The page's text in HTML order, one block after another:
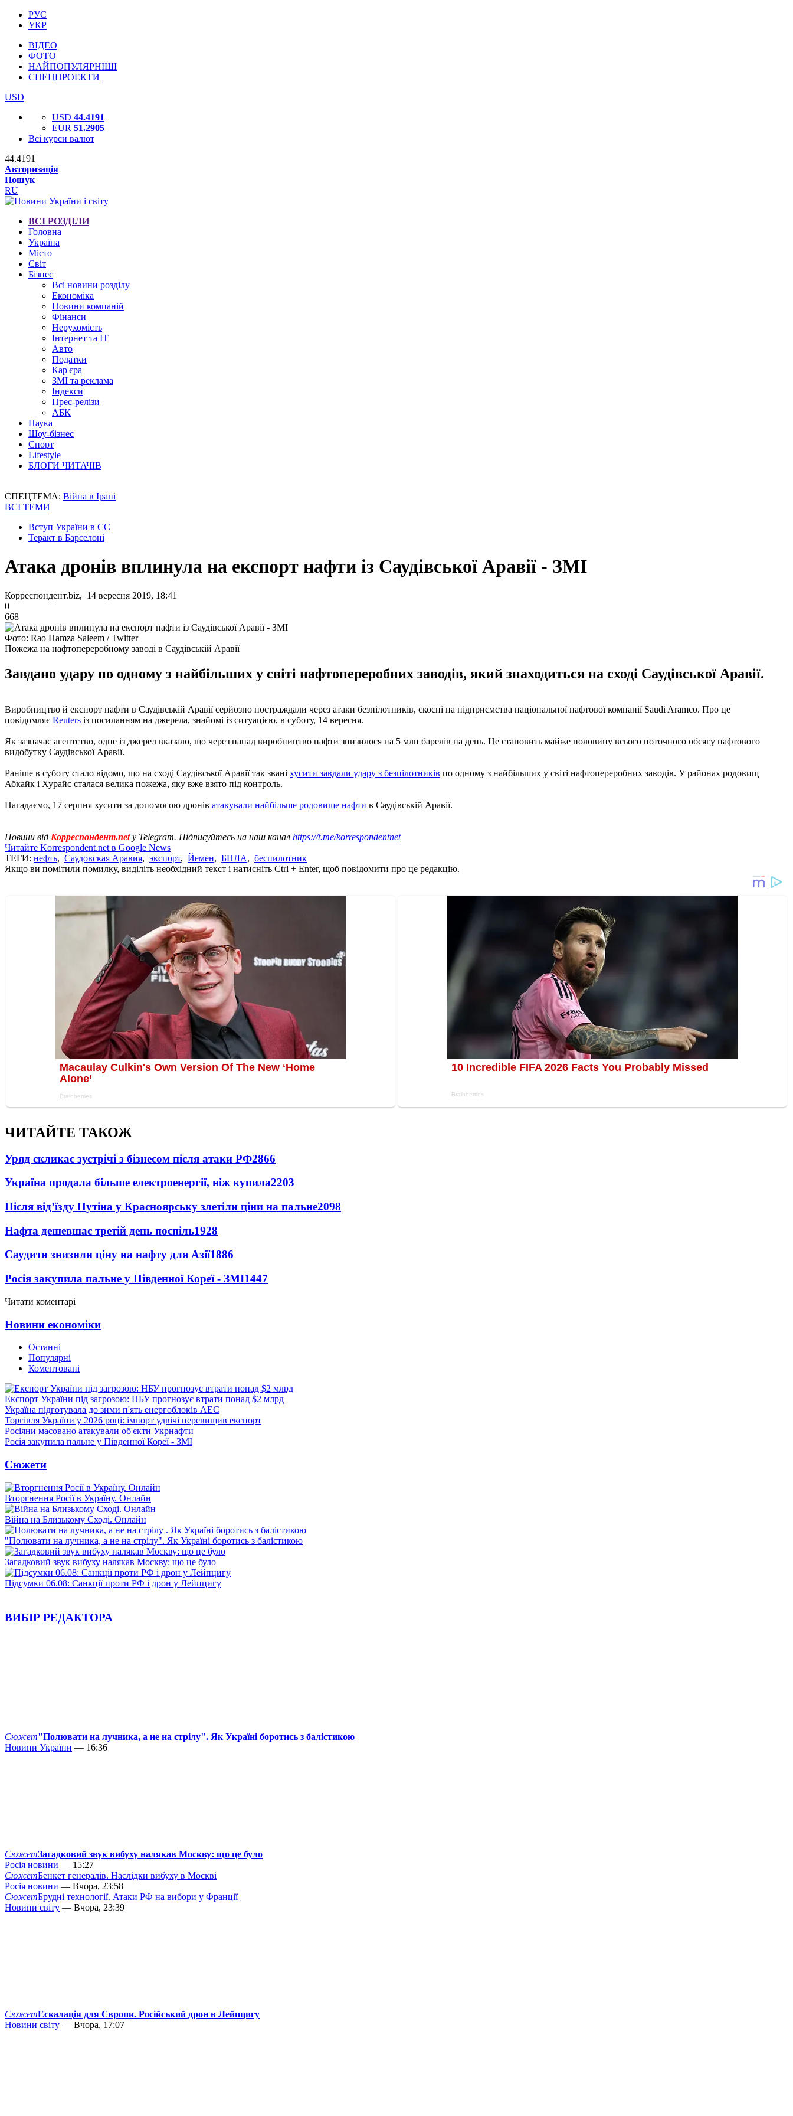
РУС
УКР
ВІДЕО
ФОТО
НАЙПОПУЛЯРНІШІ
СПЕЦПРОЕКТИ
USD
USD 44.4191
EUR 51.2905
Всі курси валют
44.4191
Авторизація
Пошук
RU
ВСІ РОЗДІЛИ
Головна
Україна
Місто
Світ
Бізнес
Всі новини розділу
Економіка
Новини компаній
Фінанси
Нерухомість
Інтернет та IT
Авто
Податки
Кар'єра
ЗМІ та реклама
Індекси
Прес-релізи
АБК
Наука
Шоу-бізнес
Спорт
Lifestyle
БЛОГИ ЧИТАЧІВ
СПЕЦТЕМА: Війна в Ірані
ВСІ ТЕМИ
Вступ України в ЄС
Теракт в Барселоні
Атака дронів вплинула на експорт нафти із Саудівської Аравії - ЗМІ
Корреспондент.biz, 14 вересня 2019, 18:41
0
668
Фото: Rao Hamza Saleem / Twitter
Пожежа на нафтопереробному заводі в Саудівській Аравії
Завдано удару по одному з найбільших у світі нафтопереробних заводів, який знаходиться на сході Саудівської Аравії.
Виробництво й експорт нафти в Саудівській Аравії серйозно постраждали через атаки безпілотників, скоєні на підприємства національної нафтової компанії Saudi Aramco. Про це
повідомляє Reuters із посиланням на джерела, знайомі із ситуацією, в суботу, 14 вересня.
Як зазначає агентство, одне із джерел вказало, що через напад виробництво нафти знизилося на 5 млн барелів на день. Це становить майже половину всього поточного обсягу нафтового
видобутку Саудівської Аравії.
Раніше в суботу стало відомо, що на сході Саудівської Аравії так звані хусити завдали удару з безпілотників по одному з найбільших у світі нафтопереробних заводів. У районах родовищ
Абкайк і Хурайс сталася велика пожежа, яку вже взято під контроль.
Нагадаємо, 17 серпня хусити за допомогою дронів атакували найбільше родовище нафти в Саудівській Аравії.
Новини від Корреспондент.netу Telegram. Підписуйтесь на наш канал https://t.me/korrespondentnet
Читайте Korrespondent.net в Google News
ТЕГИ: нефть, Саудовская Аравия, экспорт, Йемен, БПЛА, беспилотник
Якщо ви помітили помилку, виділіть необхідний текст і натисніть Ctrl + Enter, щоб повідомити про це редакцію.
ЧИТАЙТЕ ТАКОЖ
Уряд скликає зустрічі з бізнесом після атаки РФ2866
Україна продала більше електроенергії, ніж купила2203
Після від’їзду Путіна у Красноярську злетіли ціни на пальне2098
Нафта дешевшає третій день поспіль1928
Саудити знизили ціну на нафту для Азії1886
Росія закупила пальне у Південної Кореї - ЗМІ1447
Читати коментарі
Новини економіки
Останні
Популярні
Коментовані
Експорт України під загрозою: НБУ прогнозує втрати понад $2 млрд
Україна підготувала до зими п'ять енергоблоків АЕС
Торгівля України у 2026 році: імпорт удвічі перевищив експорт
Росіяни масовано атакували об'єкти Укрнафти
Росія закупила пальне у Південної Кореї - ЗМІ
Сюжети
Вторгнення Росії в Україну. Онлайн
Війна на Близькому Сході. Онлайн
"Полювати на лучника, а не на стрілу". Як Україні боротись з балістикою
Загадковий звук вибуху налякав Москву: що це було
Підсумки 06.08: Санкції проти РФ і дрон у Лейпцигу
ВИБІР РЕДАКТОРА
Сюжет"Полювати на лучника, а не на стрілу". Як Україні боротись з балістикою
Новини України — 16:36
СюжетЗагадковий звук вибуху налякав Москву: що це було
Росія новини — 15:27
СюжетБенкет генералів. Наслідки вибуху в Москві
Росія новини — Вчора, 23:58
СюжетБрудні технології. Атаки РФ на вибори у Франції
Новини світу — Вчора, 23:39
СюжетЕскалація для Європи. Російський дрон в Лейпцигу
Новини світу — Вчора, 17:07